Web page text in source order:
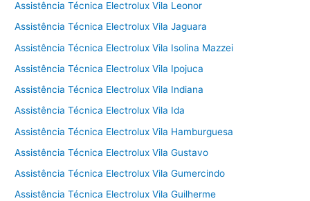
Assistência Técnica Electrolux Vila Leonor
Assistência Técnica Electrolux Vila Jaguara
Assistência Técnica Electrolux Vila Isolina Mazzei
Assistência Técnica Electrolux Vila Ipojuca
Assistência Técnica Electrolux Vila Indiana
Assistência Técnica Electrolux Vila Ida
Assistência Técnica Electrolux Vila Hamburguesa
Assistência Técnica Electrolux Vila Gustavo
Assistência Técnica Electrolux Vila Gumercindo
Assistência Técnica Electrolux Vila Guilherme